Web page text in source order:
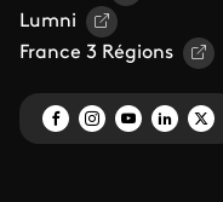
Lumni
France 3 Régions